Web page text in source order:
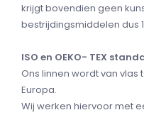
krijgt bovendien geen
bestrijdingsmiddelen dus
ISO en OEKO- TEX
Ons linnen wordt van
Europa.
Wij werken hiervoor met